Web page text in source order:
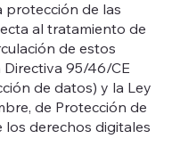
protección de las
al tratamiento de
de estos
95/46/CE
de datos) y la Ley
de Protección de
los derechos digitales